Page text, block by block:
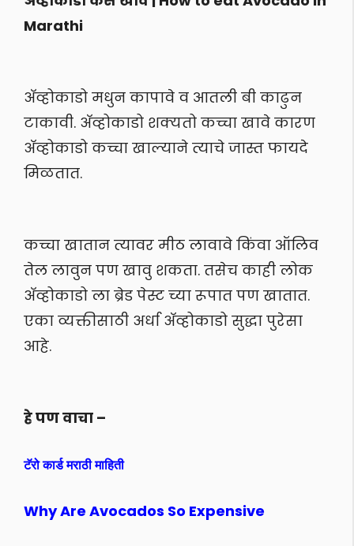
Marathi
अ‍ॅव्होकाडो मधुन कापावे व आतली बी काढुन
टाकावी. अ‍ॅव्होकाडो शक्यतो कच्चा खावे कारण
अ‍ॅव्होकाडो कच्चा खाल्याने त्याचे जास्त फायदे
मिळतात.
कच्चा खातान त्यावर मीठ लावावे किंवा ऑलिव
तेल लावुन पण खावु शकता. तसेच काही लोक
अ‍ॅव्होकाडो ला ब्रेड पेस्ट च्या रूपात पण खातात.
एका व्यक्तीसाठी अर्धा अ‍ॅव्होकाडो सुद्धा पुरेसा
आहे.
हे पण वाचा –
टॅरो कार्ड मराठी माहिती
Why Are Avocados So Expensive